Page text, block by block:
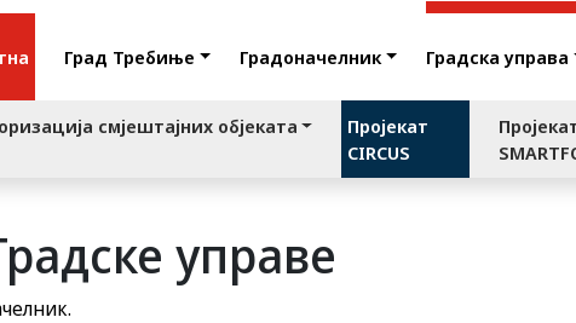
Град Требиње Градоначелник Градска управа
смјештајних објеката
Пројекат
CIRCUS
управе